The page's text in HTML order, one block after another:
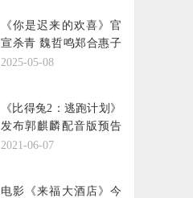
《你是迟来的欢喜》官
宣杀青 魏哲鸣郑合惠子
双视角暧昧极致心动
2025-05-08
《比得兔2：逃跑计划》
发布郭麒麟配音版预告
6月11日影院吸兔
2021-06-07
电影《来福大酒店》今